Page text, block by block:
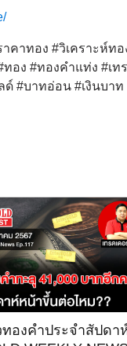
คาทอง #วิเคราะห์ท
ง #ทองคำแท่ง #เท
ด์ #บาทอ่อน #เงินบาท
องคำประจำสัปดาห์